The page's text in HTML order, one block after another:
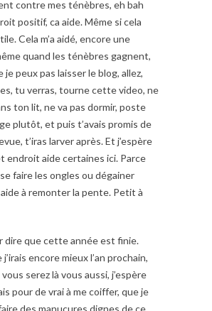
contre mes ténèbres, eh bah
positif, ca aide. Même si cela
Cela m’a aidé, encore une
quand les ténèbres gagnent,
je peux pas laisser le blog, allez,
tu verras, tourne cette video, ne
ton lit, ne va pas dormir, poste
plutôt, et puis t’avais promis de
t’iras larver après. Et j’espère
endroit aide certaines ici. Parce
faire les ongles ou dégainer
aide à remonter la pente. Petit à
dire que cette année est finie.
j’irais encore mieux l’an prochain,
serez là vous aussi, j’espère
pour de vrai à me coiffer, que je